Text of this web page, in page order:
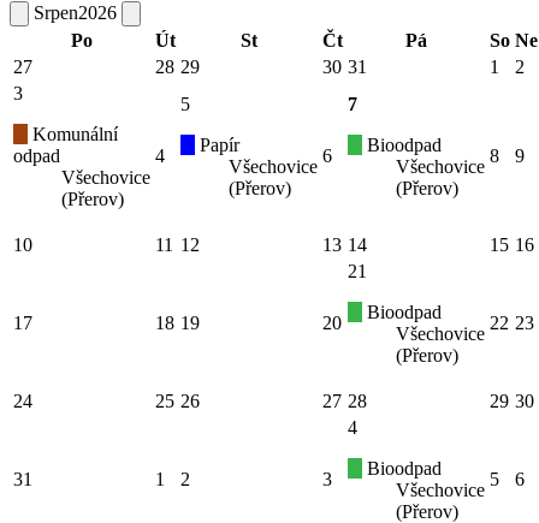
Srpen2026
Po
Út St Čt Pá So Ne
27
28 29 30 31 1
2
3
Komunální
odpad
Všechovice
(Přerov)
4
5
Papír
Všechovice
(Přerov)
6
7
Bioodpad
Všechovice
(Přerov)
8 9
10 11 12 13 14 15 16
17 18 19 20
21
Bioodpad
Všechovice
(Přerov)
22 23
24 25 26 27 28 29 30
31 1 2 3
4
Bioodpad
Všechovice
(Přerov)
5 6